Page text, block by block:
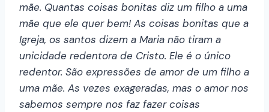
mãe. Quantas coisas bonitas diz um filho a uma
mãe que ele quer bem! As coisas bonitas que a
Igreja, os santos dizem a Maria não tiram a
unicidade redentora de Cristo. Ele é o único
redentor. São expressões de amor de um filho a
uma mãe. As vezes exageradas, mas o amor nos
sabemos sempre nos faz fazer coisas